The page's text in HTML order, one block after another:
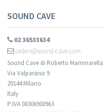
SOUND CAVE
02 36533634
orders@sound-cave.com
Sound Cave di Roberto Mammarella
Via Valparaiso 9
20144 Milano
Italy
P.IVA 08306900963